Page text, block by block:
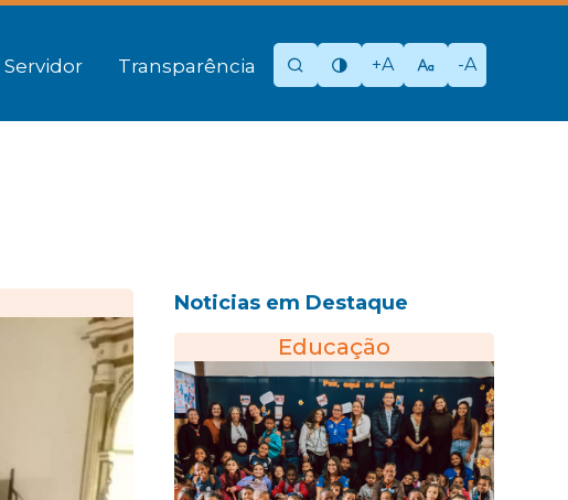
Servidor Transparência +A -A
Noticias em Destaque
Educação